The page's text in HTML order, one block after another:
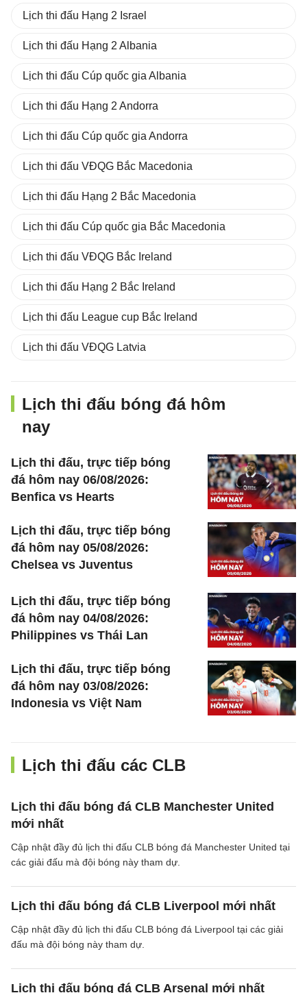
Lịch thi đấu Hạng 2 Israel
Lịch thi đấu Hạng 2 Albania
Lịch thi đấu Cúp quốc gia Albania
Lịch thi đấu Hạng 2 Andorra
Lịch thi đấu Cúp quốc gia Andorra
Lịch thi đấu VĐQG Bắc Macedonia
Lịch thi đấu Hạng 2 Bắc Macedonia
Lịch thi đấu Cúp quốc gia Bắc Macedonia
Lịch thi đấu VĐQG Bắc Ireland
Lịch thi đấu Hạng 2 Bắc Ireland
Lịch thi đấu League cup Bắc Ireland
Lịch thi đấu VĐQG Latvia
Lịch thi đấu bóng đá hôm
nay
Lịch thi đấu, trực tiếp bóng
đá hôm nay 06/08/2026:
Benfica vs Hearts
Lịch thi đấu, trực tiếp bóng
đá hôm nay 05/08/2026:
Chelsea vs Juventus
Lịch thi đấu, trực tiếp bóng
đá hôm nay 04/08/2026:
Philippines vs Thái Lan
Lịch thi đấu, trực tiếp bóng
đá hôm nay 03/08/2026:
Indonesia vs Việt Nam
Lịch thi đấu các CLB
Lịch thi đấu bóng đá CLB Manchester United
mới nhất
Cập nhật đầy đủ lịch thi đấu CLB bóng đá Manchester United tại
các giải đấu mà đội bóng này tham dự.
Lịch thi đấu bóng đá CLB Liverpool mới nhất
Cập nhật đầy đủ lịch thi đấu CLB bóng đá Liverpool tại các giải
đấu mà đội bóng này tham dự.
Lịch thi đấu bóng đá CLB Arsenal mới nhất